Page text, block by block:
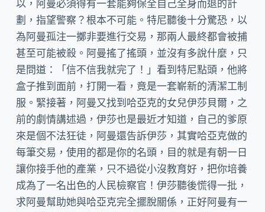
以，阿曼必須得有一套能夠保全自己全身而退的計
劃，指望警察？根本不可能。特尼聽後十分驚恐，以
為阿曼孤注一擲非要進行交易，那兩人最終都會被捕
甚至可能被殺。阿曼搖了搖頭，並沒有多說什麼，只
是問道：「信不信我就完了！」看到特尼點頭，他將
盒子推到面前，打開一看，竟是一套嶄新的清潔工制
服。緊接著，阿曼又找到哈亞克的女兒伊莎貝爾，之
前的劇情講述過，伊莎也是最近才知道，自己的爹原
來是個不法狂徒，阿曼還告訴伊莎，其實哈亞克做的
每筆交易，使用的都是你的名頭，目的就是有朝一日
讓你接手他的產業，只不過從小沒教育好，把你培養
成為了一名出色的人民檢察官！伊莎聽後慌得一批，
求阿曼幫助她與哈亞克完全擺脫關係，正好阿曼有一